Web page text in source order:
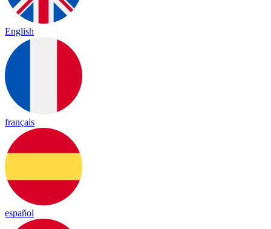
English
français
español